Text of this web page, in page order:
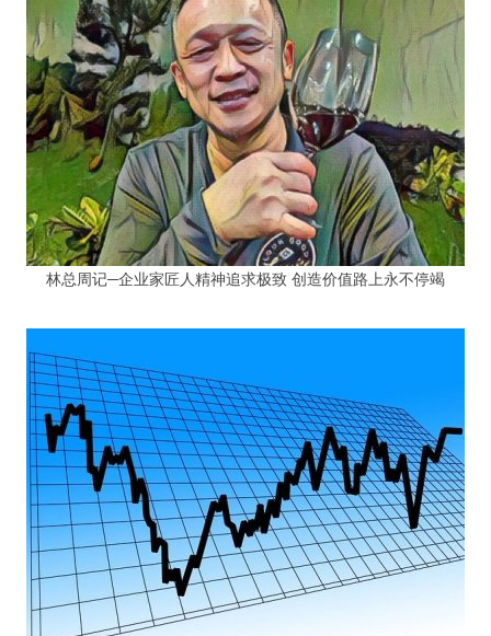
林总周记─企业家匠人精神追求极致 创造价值路上永不停竭